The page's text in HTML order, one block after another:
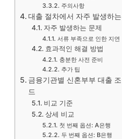
주의사항
대출 절차에서 자주 발생하
자주 발생하는 문제
서류 부족으로 인한 지연
효과적인 해결 방법
충분한 사전 준비
추가 팁
금융기관별 신혼부부 대출
드
비교 기준
상세 비교
첫 번째 옵션: A은행
두 번째 옵션: B은행